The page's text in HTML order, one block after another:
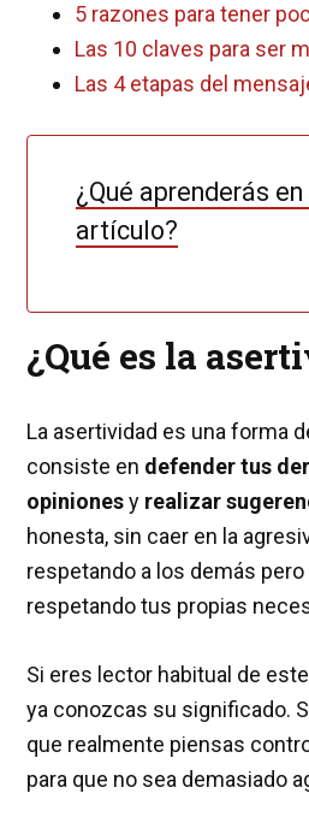
5 razones para tener
Las 10 claves para ser
Las 4 etapas del
¿Qué aprenderás
artículo?
¿Qué es la
La asertividad es una forma
consiste en defender tus
opinionesy realizar
honesta, sin caer en la
respetando a los demás
respetando tus propias
Si eres lector habitual de
ya conozcas su significado.
que realmente piensas
para que no sea demasiado